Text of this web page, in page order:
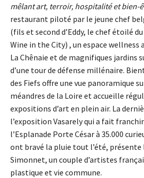
mêlant art, terroir, hospitalité et bien-
restaurant piloté par le jeune chef
(fils et second d’Eddy, le chef étoilé
Wine in the City) , un espace wellness
La Chênaie et de magnifiques jardins
d’une tour de défense millénaire.
des Fiefs offre une vue panoramique
méandres de la Loire et accueille
expositions d’art en plein air. La
l’exposition Vasarely qui a fait
l’Esplanade Porte César à 35.000
ont bravé la pluie tout l’été, présente
Simonnet, un couple d’artistes
plastique et vie commune.